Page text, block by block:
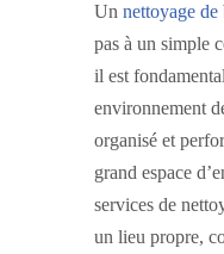
Un nettoyage de
pas à un simple
il est
environnement
organisé et
grand espace
services de
un lieu propre,